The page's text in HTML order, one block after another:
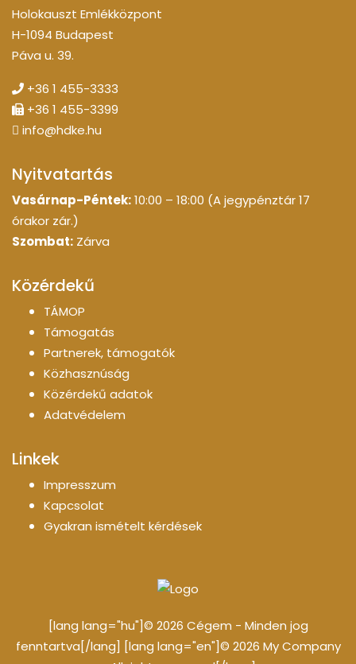
Holokauszt Emlékközpont
H-1094 Budapest
Páva u. 39.
+36 1 455-3333
+36 1 455-3399
info@hdke.hu
Nyitvatartás
Vasárnap-Péntek:10:00 – 18:00 (A jegypénztár 17
órakor zár.)
Szombat: Zárva
Közérdekű
TÁMOP
Támogatás
Partnerek, támogatók
Közhasznúság
Közérdekű adatok
Adatvédelem
Linkek
Impresszum
Kapcsolat
Gyakran ismételt kérdések
[lang lang="hu"]© 2026 Cégem - Minden jog
fenntartva[/lang] [lang lang="en"]© 2026 My Company